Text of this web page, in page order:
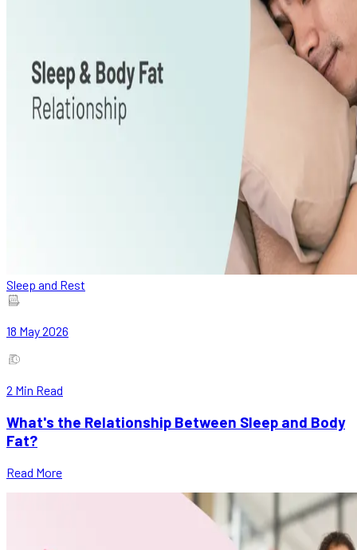
Sleep and Rest
18 May 2026
2 Min Read
What's the Relationship Between Sleep and Body
Fat?
Read More